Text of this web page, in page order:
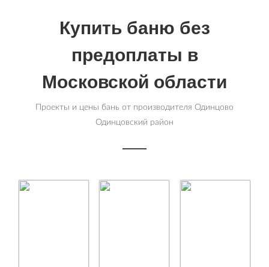
Купить баню без
предоплаты в
Московской области
Проекты и цены бань от производителя Одинцово
Одинцовский район